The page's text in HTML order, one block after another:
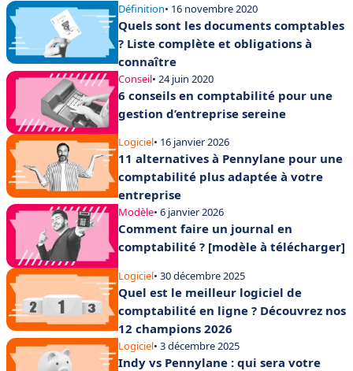
Définition• 16 novembre 2020
Quels sont les documents comptables
? Liste complète et obligations à
connaître
Conseil• 24 juin 2020
6 conseils en comptabilité pour une
gestion d’entreprise sereine
Logiciel• 16 janvier 2026
11 alternatives à Pennylane pour une
comptabilité plus adaptée à votre
entreprise
Modèle• 6 janvier 2026
Comment faire un journal en
comptabilité ? [modèle à télécharger]
Logiciel• 30 décembre 2025
Quel est le meilleur logiciel de
comptabilité en ligne ? Découvrez nos
12 champions 2026
Logiciel• 3 décembre 2025
Indy vs Pennylane : qui sera votre